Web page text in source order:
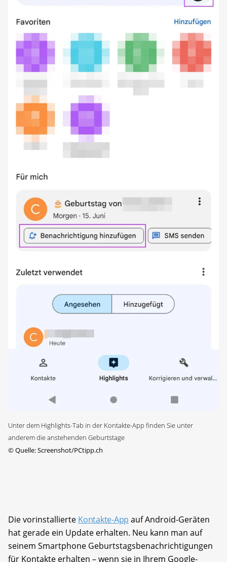
Unter dem Highlights-Tab in der Kontakte-App finden Sie unter
anderem die anstehenden Geburtstage
©Quelle: Screenshot/PCtipp.ch
Die vorinstallierte Kontakte-App auf Android-Geräten
hat gerade ein Update erhalten. Neu kann man auf
seinem Smartphone Geburtstagsbenachrichtigungen
für Kontakte erhalten – wenn sie in Ihrem Google-